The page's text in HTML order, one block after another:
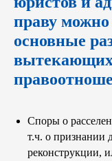
праву
основные
Споры о
т.ч. о признании
реконструкции,